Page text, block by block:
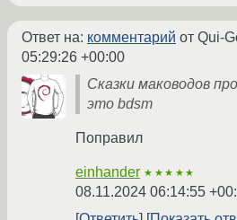
Ответ на: комментарий от Qui-
05:29:26 +00:00
Сказки маководов
это bdsm
Поправил
einhander ★★★★★
08.11.2024 06:14:55